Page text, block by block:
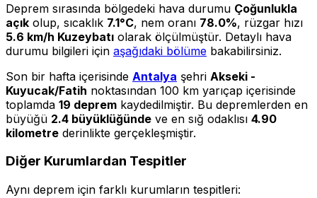
Deprem sırasında bölgedeki hava durumu Çoğunlukla
açık olup, sıcaklık 7.1°C, nem oranı 78.0%, rüzgar hızı
5.6 km/h Kuzeybatı olarak ölçülmüştür. Detaylı hava
durumu bilgileri için aşağıdaki bölüme bakabilirsiniz.
Son bir hafta içerisinde Antalya şehri Akseki -
Kuyucak/Fatih noktasından 100 km yarıçap içerisinde
toplamda 19 deprem kaydedilmiştir. Bu depremlerden en
büyüğü 2.4 büyüklüğünde ve en sığ odaklısı 4.90
kilometre derinlikte gerçekleşmiştir.
Diğer Kurumlardan Tespitler
Aynı deprem için farklı kurumların tespitleri: